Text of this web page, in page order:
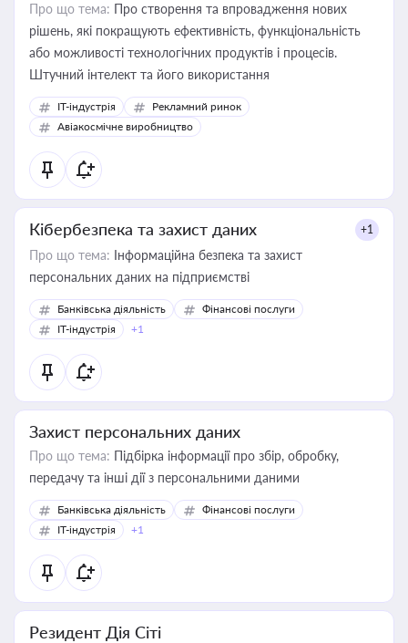
Про що тема: Про створення та впровадження нових
рішень, які покращують ефективність, функціональність
або можливості технологічних продуктів і процесів.
Штучний інтелект та його використання
IT-індустрія
Рекламний ринок
Авіакосмічне виробництво
Кібербезпека та захист даних +1
Про що тема: Інформаційна безпека та захист
персональних даних на підприємстві
Банківська діяльність
Фінансові послуги
IT-індустрія
+1
Захист персональних даних
Про що тема: Підбірка інформації про збір, обробку,
передачу та інші дії з персональними даними
Банківська діяльність
Фінансові послуги
IT-індустрія
+1
Резидент Дія Сіті